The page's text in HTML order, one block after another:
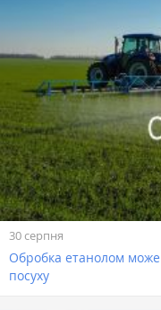
30 серпня
Обробка етанолом
посуху